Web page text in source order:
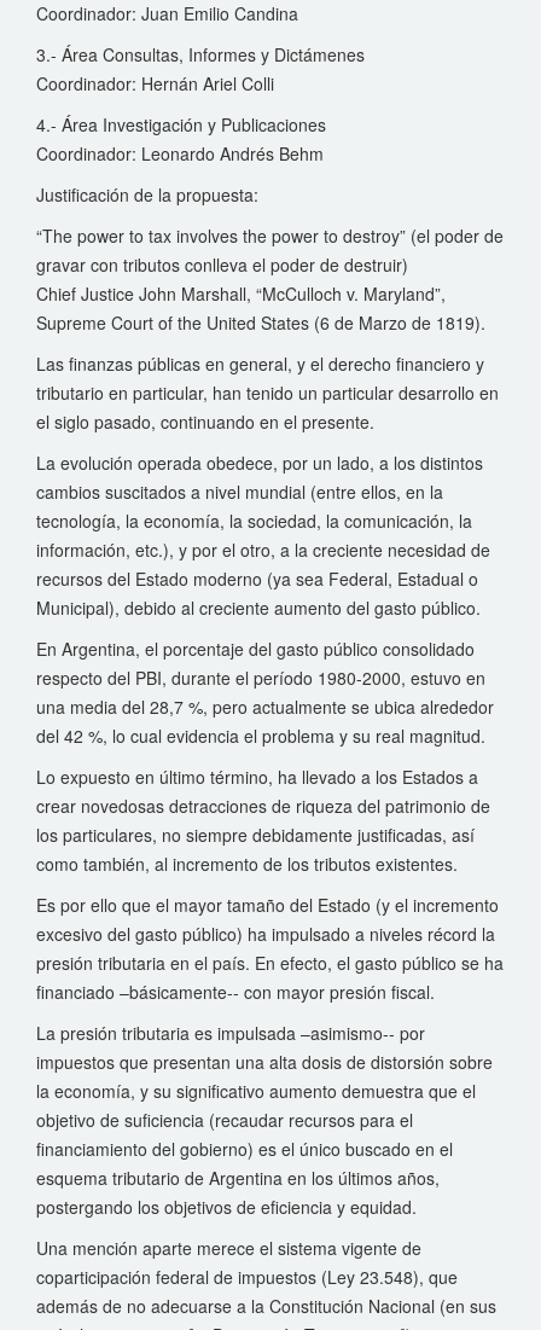
Coordinador: Juan Emilio Candina
3.- Área Consultas, Informes y Dictámenes
Coordinador: Hernán Ariel Colli
4.- Área Investigación y Publicaciones
Coordinador: Leonardo Andrés Behm
Justificación de la propuesta:
“The power to tax involves the power to destroy” (el poder de
gravar con tributos conlleva el poder de destruir)
Chief Justice John Marshall, “McCulloch v. Maryland”,
Supreme Court of the United States (6 de Marzo de 1819).
Las finanzas públicas en general, y el derecho financiero y
tributario en particular, han tenido un particular desarrollo en
el siglo pasado, continuando en el presente.
La evolución operada obedece, por un lado, a los distintos
cambios suscitados a nivel mundial (entre ellos, en la
tecnología, la economía, la sociedad, la comunicación, la
información, etc.), y por el otro, a la creciente necesidad de
recursos del Estado moderno (ya sea Federal, Estadual o
Municipal), debido al creciente aumento del gasto público.
En Argentina, el porcentaje del gasto público consolidado
respecto del PBI, durante el período 1980-2000, estuvo en
una media del 28,7 %, pero actualmente se ubica alrededor
del 42 %, lo cual evidencia el problema y su real magnitud.
Lo expuesto en último término, ha llevado a los Estados a
crear novedosas detracciones de riqueza del patrimonio de
los particulares, no siempre debidamente justificadas, así
como también, al incremento de los tributos existentes.
Es por ello que el mayor tamaño del Estado (y el incremento
excesivo del gasto público) ha impulsado a niveles récord la
presión tributaria en el país. En efecto, el gasto público se ha
financiado –básicamente-- con mayor presión fiscal.
La presión tributaria es impulsada –asimismo-- por
impuestos que presentan una alta dosis de distorsión sobre
la economía, y su significativo aumento demuestra que el
objetivo de suficiencia (recaudar recursos para el
financiamiento del gobierno) es el único buscado en el
esquema tributario de Argentina en los últimos años,
postergando los objetivos de eficiencia y equidad.
Una mención aparte merece el sistema vigente de
coparticipación federal de impuestos (Ley 23.548), que
además de no adecuarse a la Constitución Nacional (en sus